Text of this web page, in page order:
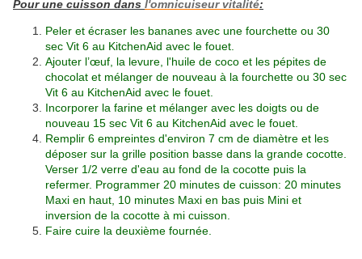
Pour une cuisson dans l'omnicuiseur vitalité:
Peler et écraser les bananes avec une fourchette ou 30
sec Vit 6 au KitchenAid avec le fouet.
Ajouter l’œuf, la levure, l'huile de coco et les pépites de
chocolat et mélanger de nouveau à la fourchette ou 30 sec
Vit 6 au KitchenAid avec le fouet.
Incorporer la farine et mélanger avec les doigts ou de
nouveau 15 sec Vit 6 au KitchenAid avec le fouet.
Remplir 6 empreintes d'environ 7 cm de diamètre et les
déposer sur la grille position basse dans la grande cocotte.
Verser 1/2 verre d'eau au fond de la cocotte puis la
refermer. Programmer 20 minutes de cuisson: 20 minutes
Maxi en haut, 10 minutes Maxi en bas puis Mini et
inversion de la cocotte à mi cuisson.
Faire cuire la deuxième fournée.